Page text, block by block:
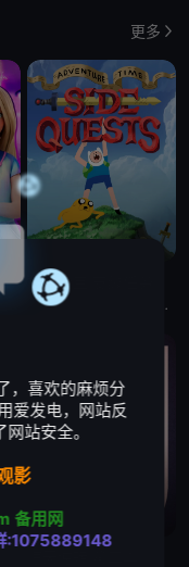
更多
芭比的神秘之旅:海滩探案集 探险活宝:支线任务
《探险活宝：支线任务》已获得 CNS 批准，这是一部儿童系列动画，它将带领观众回到芬恩还是个孩子的时候，那时他
，喜欢的麻烦分
爱发电，网站反
站安全。
影
备用网
:1075889148